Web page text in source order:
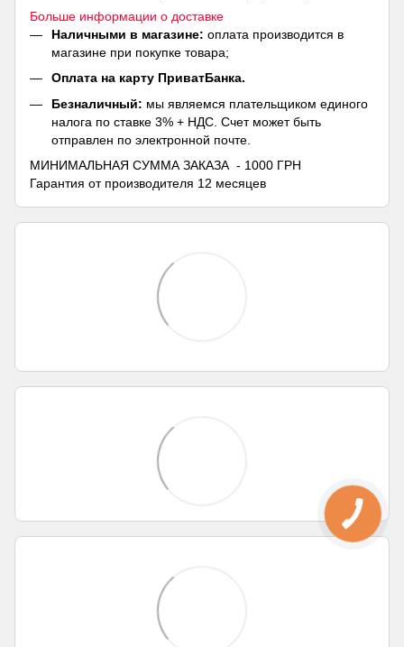
Больше информации о доставке
Наличными в магазине: оплата производится в
магазине при покупке товара;
Оплата на карту ПриватБанка.
Безналичный: мы являемся плательщиком единого
налога по ставке 3% + НДС. Счет может быть
отправлен по электронной почте.
МИНИМАЛЬНАЯ СУММА ЗАКАЗА - 1000 ГРН
Гарантия от производителя 12 месяцев